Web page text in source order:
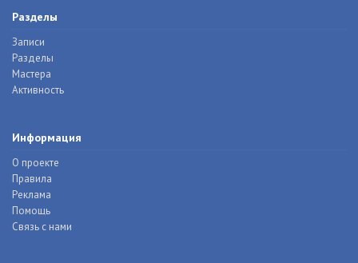
Разделы
Записи
Разделы
Мастера
Активность
Информация
О проекте
Правила
Реклама
Помощь
Связь с нами